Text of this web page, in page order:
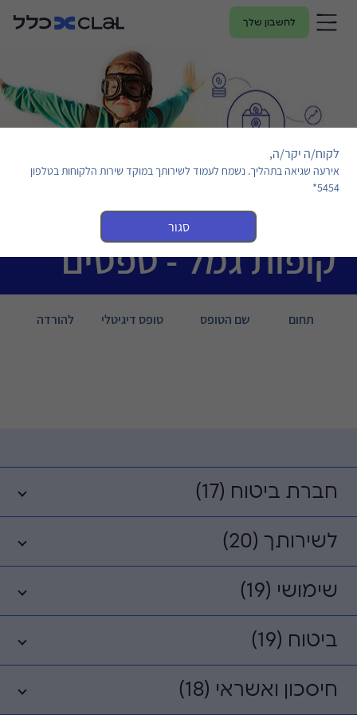
לחשבון שלך
קופות גמל - טפסים
תחום שם הטופס טופס דיגיטלי להורדה
חברת ביטוח (17)
לשירותך (20)
שימושי (19)
ביטוח (19)
חיסכון ואשראי (18)
לקוח/ה יקר/ה,
אירעה שגיאה בתהליך. נשמח לעמוד לשירותך במוקד שירות הלקוחות בטלפון
5454*
סגור